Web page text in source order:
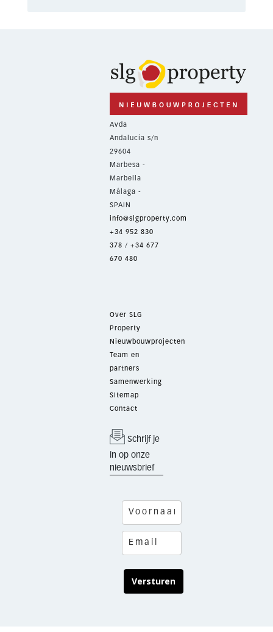
Avda
Andalucía s/n
29604
Marbesa -
Marbella
Málaga -
SPAIN
info@slgproperty.com
+34 952 830
378 / +34 677
670 480
Over SLG
Property
Nieuwbouwprojecten
Team en
partners
Samenwerking
Sitemap
Contact
Schrijf je
in op onze
nieuwsbrief
Versturen